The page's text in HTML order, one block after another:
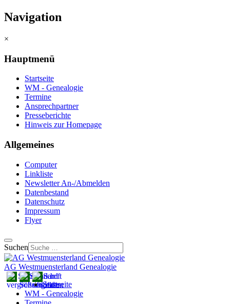
Navigation
×
Hauptmenü
Startseite
WM - Genealogie
Termine
Ansprechpartner
Presseberichte
Hinweis zur Homepage
Allgemeines
Computer
Linkliste
Newsletter An-/Abmelden
Datenbestand
Datenschutz
Impressum
Flyer
Suchen
AG Westmuensterland Genealogie
Startseite
WM - Genealogie